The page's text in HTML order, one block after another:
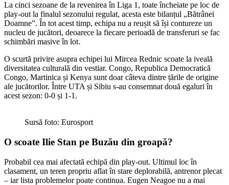
La cinci sezoane de la revenirea în Liga 1, toate încheiate pe loc de
play-out la finalul sezonului regulat, acesta este bilanțul „Bătrânei
Doamne”. În tot acest timp, echipa nu a reușit să își contureze un
nucleu de jucători, deoarece la fiecare perioadă de transferuri se fac
schimbări masive în lot.
O scurtă privire asupra echipei lui Mircea Rednic scoate la iveală
diversitatea culturală din vestiar. Congo, Republica Democratică
Congo, Martinica și Kenya sunt doar câteva dintre țările de origine
ale jucătorilor. Între UTA și Sibiu s-au consemnat două egaluri în
acest sezon: 0-0 și 1-1.
Sursă foto: Eurosport
O scoate Ilie Stan pe Buzău din groapă?
Probabil cea mai afectată echipă din play-out. Ultimul loc în
clasament, un teren propriu aflat în stare deplorabilă, antrenor plecat
– iar lista problemelor poate continua. Eugen Neagoe nu a mai